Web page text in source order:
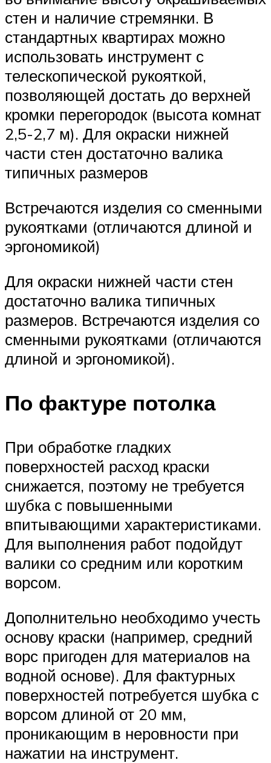
стен и наличие стремянки. В
стандартных квартирах можно
использовать инструмент с
телескопической рукояткой,
позволяющей достать до верхней
кромки перегородок (высота комнат
2,5-2,7 м). Для окраски нижней
части стен достаточно валика
типичных размеров
Встречаются изделия со сменными
рукоятками (отличаются длиной и
эргономикой)
Для окраски нижней части стен
достаточно валика типичных
размеров. Встречаются изделия со
сменными рукоятками (отличаются
длиной и эргономикой).
По фактуре потолка
При обработке гладких
поверхностей расход краски
снижается, поэтому не требуется
шубка с повышенными
впитывающими характеристиками.
Для выполнения работ подойдут
валики со средним или коротким
ворсом.
Дополнительно необходимо учесть
основу краски (например, средний
ворс пригоден для материалов на
водной основе). Для фактурных
поверхностей потребуется шубка с
ворсом длиной от 20 мм,
проникающим в неровности при
нажатии на инструмент.